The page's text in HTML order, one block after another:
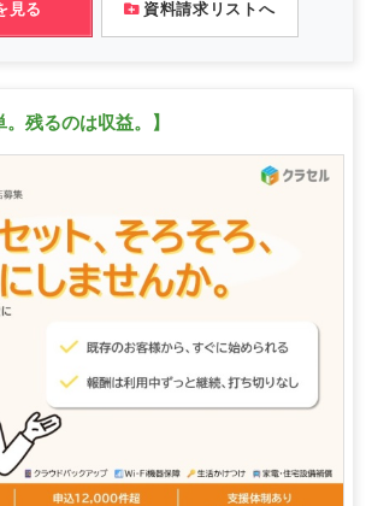
見る 資料請求リストへ
。残るのは収益。】